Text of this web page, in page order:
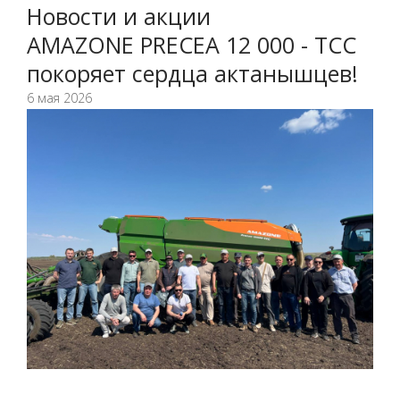
Новости и акции
AMAZONE PRECEA 12 000 - TCC
покоряет сердца актанышцев!
6 мая 2026